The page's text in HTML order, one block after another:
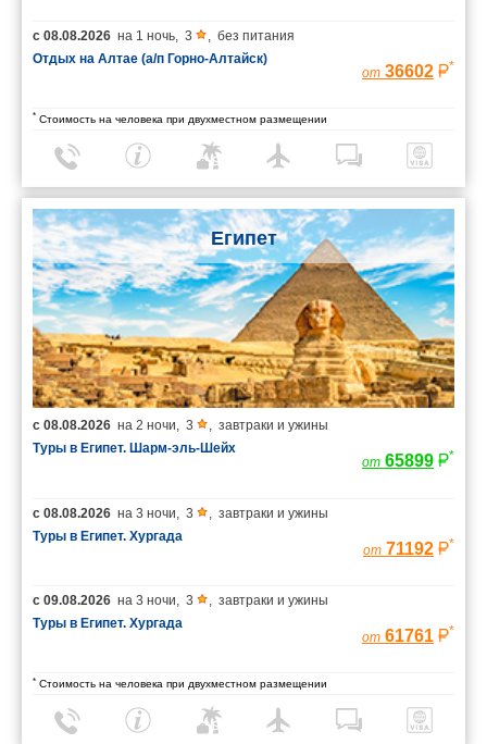
с 08.08.2026 на 1 ночь, 3 , без питания
Отдых на Алтае (а/п Горно-Алтайск)
от 36602 *
* Стоимость на человека при двухместном размещении
Египет
с 08.08.2026 на 2 ночи, 3 , завтраки и ужины
Туры в Египет. Шарм-эль-Шейх
от 65899 *
с 08.08.2026 на 3 ночи, 3 , завтраки и ужины
Туры в Египет. Хургада
от 71192 *
с 09.08.2026 на 3 ночи, 3 , завтраки и ужины
Туры в Египет. Хургада
от 61761 *
* Стоимость на человека при двухместном размещении